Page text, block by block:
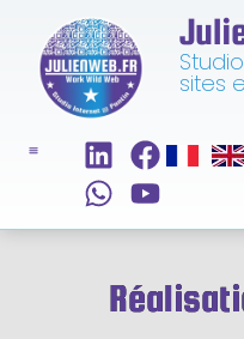
sites